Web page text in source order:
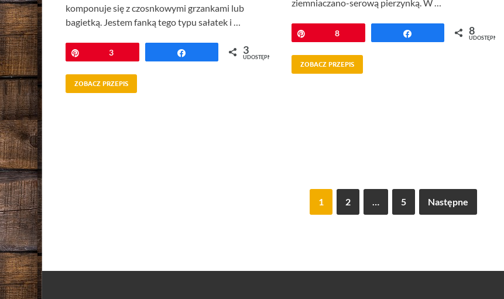
komponuje się z czosnkowymi grzankami lub
bagietką. Jestem fanką tego typu sałatek i …
Przypnij
3 Udostępnij 3
UDOSTĘPNIEŃ
ZOBACZ PRZEPIS
ziemniaczano-serową pierzynką. W …
Przypnij
8 Udostępnij 8
UDOSTĘPNIEŃ
ZOBACZ PRZEPIS
1 2 5 Następne